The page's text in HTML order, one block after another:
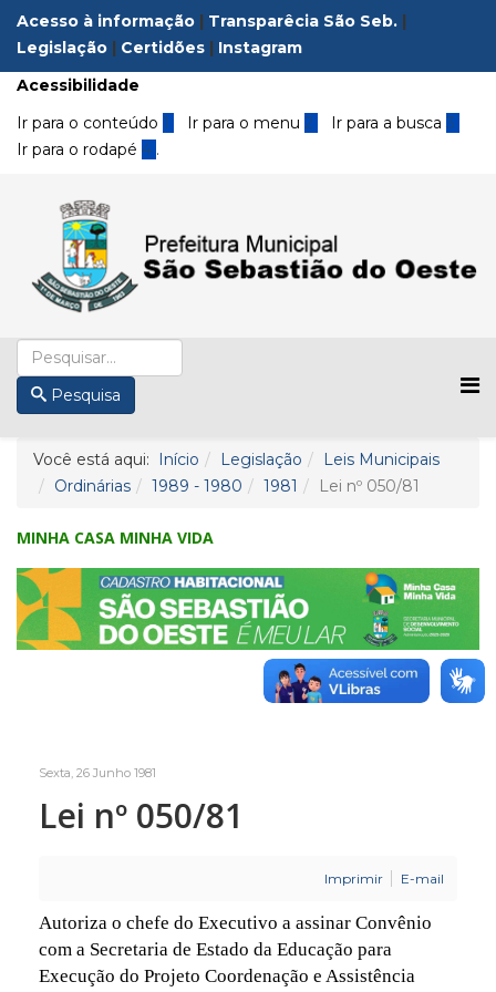
Acesso à informação | Transparêcia São Seb. |
Legislação | Certidões | Instagram
Acessibilidade
Ir para o conteúdo 1 Ir para o menu 2 Ir para a busca3
Ir para o rodapé 4 .
Pesquisa
Você está aqui: Início Legislação
Leis Municipais
Ordinárias
1989 - 1980 1981 Lei nº 050/81
MINHA CASA MINHA VIDA
Sexta, 26 Junho 1981
Lei nº 050/81
Imprimir E-mail
Autoriza o chefe do Executivo a assinar Convênio
com a Secretaria de Estado da Educação para
Execução do Projeto Coordenação e Assistência